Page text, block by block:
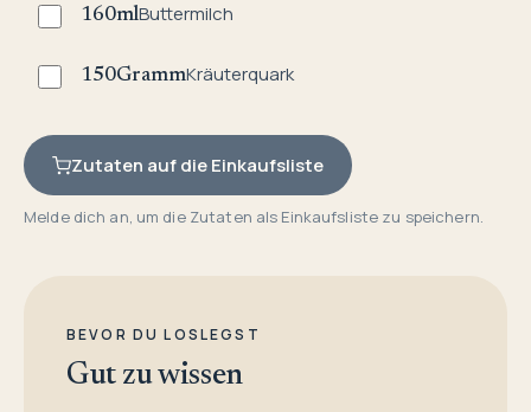
160mlButtermilch
150GrammKräuterquark
Zutaten auf die Einkaufsliste
Melde dich an, um die Zutaten als Einkaufsliste zu speichern.
BEVOR DU LOSLEGST
Gut zu wissen